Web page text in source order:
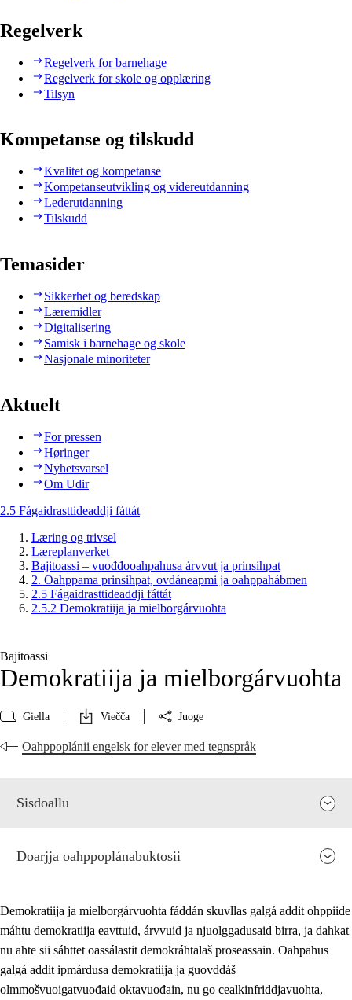
Regelverk
Regelverk for barnehage
Regelverk for skole og opplæring
Tilsyn
Kompetanse og tilskudd
Kvalitet og kompetanse
Kompetanseutvikling og videreutdanning
Lederutdanning
Tilskudd
Temasider
Sikkerhet og beredskap
Læremidler
Digitalisering
Samisk i barnehage og skole
Nasjonale minoriteter
Aktuelt
For pressen
Høringer
Nyhetsvarsel
Om Udir
2.5 Fágaidrasttideaddji fáttát
Læring og trivsel
Læreplanverket
Bajitoassi – vuođđooahpahusa árvvut ja prinsihpat
2. Oahppama prinsihpat, ovdáneapmi ja oahppahábmen
2.5 Fágaidrasttideaddji fáttát
2.5.2 Demokratiija ja mielborgárvuohta
Bajitoassi
Demokratiija ja mielborgárvuohta
Giella Viečča Juoge
Oahppoplánii engelsk for elever med tegnspråk
Sisdoallu
Doarjja oahppoplánabuktosii
Demokratiija ja mielborgárvuohta fáddán skuvllas galgá addit ohppiide
máhtu demokratiija eavttuid, árvvuid ja njuolggadusaid birra, ja dahkat
nu ahte sii sáhttet oassálastit demokráhtalaš proseassain. Oahpahus
galgá addit ipmárdusa demokratiija ja guovddáš
olmmošvuoigatvuođaid oktavuođain, nu go cealkinfriddjavuohta,